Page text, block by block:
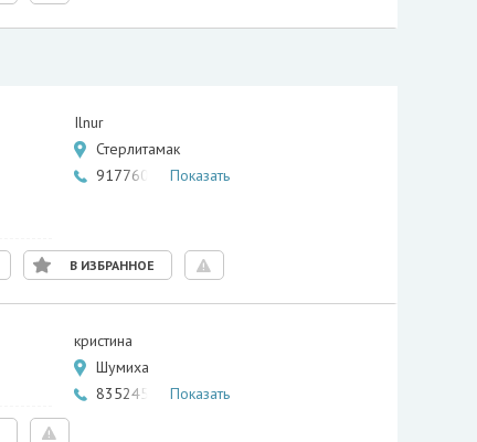
Ilnur
Стерлитамак
9177609… Показать
В ИЗБРАННОЕ
кристина
Шумиха
8352452… Показать